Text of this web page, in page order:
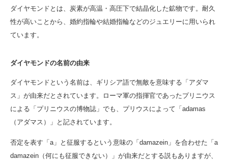
ダイヤモンドとは、炭素が高温・高圧下で結晶化した鉱物です。耐久
性が高いことから、婚約指輪や結婚指輪などのジュエリーに用いられ
ています。
ダイヤモンドの名前の由来
ダイヤモンドという名前は、ギリシア語で無敵を意味する「アダマ
ス」が由来だとされています。ローマ軍の指揮官であったプリニウス
による「プリニウスの博物誌」でも、プリウスによって「adamas
（アダマス）」と記されています。
否定を表す「a」と征服するという意味の「damazein」を合わせた「a
damazein（何にも征服できない）」が由来だとする説もありますが、